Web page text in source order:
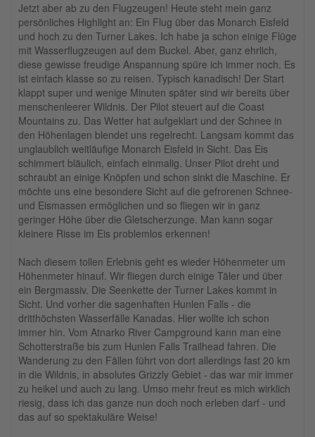
Jetzt aber ab zu den Flugzeugen! Heute steht mein ganz
persönliches Highlight an: Ein Flug über das Monarch Eisfeld
und hoch zu den Turner Lakes. Ich habe ja schon einige Flüge
mit Wasserflugzeugen auf dem Buckel. Aber, ganz ehrlich,
diese gewisse freudige Anspannung spüre ich immer noch. Es
ist einfach klasse so zu reisen. Typisch kanadisch! Der Start
klappt super und wenige Minuten später sind wir bereits über
menschenleerer Wildnis. Der Pilot steuert auf die Coast
Mountains zu. Das Wetter hat aufgeklart und der Schnee in
den Höhenlagen blendet uns regelrecht. Langsam kommt das
unglaublich weitläufige Monarch Eisfeld in Sicht. Das Eis
schimmert bläulich, einfach einmalig. Unser Pilot dreht und
schraubt an einige Knöpfen und schon sinkt die Maschine. Er
möchte uns eine besondere Sicht auf die gefrorenen Schnee-
und Eismassen ermöglichen und so fliegen wir in ganz
geringer Höhe über die Gletscherzunge. Man kann sogar
kleinere Risse im Eis problemlos erkennen!
Nach diesem tollen Erlebnis geht es wieder Höhenmeter um
Höhenmeter hinauf. Wir fliegen durch einige Täler und über
ein Bergmassiv. Die Seenkette der Turner Lakes kommt in
Sicht. Und vorher die sagenhaften Hunlen Falls - die
dritthöchsten Wasserfälle Kanadas. Hier wollte ich schon
immer hin. Vom Atnarko River Campground kann man eine
Schotterstraße bis zum Hunlen Falls Trailhead fahren. Die
Wanderung zu den Fällen führt von dort allerdings fast 20 km
in die Wildnis, in absolutes Grizzly Gebiet - das war mir immer
zu heikel und auch zu lang. Umso mehr freut es mich wirklich
riesig, dass ich das ganze nun doch noch erleben darf - und
das auf so spektakuläre Weise!